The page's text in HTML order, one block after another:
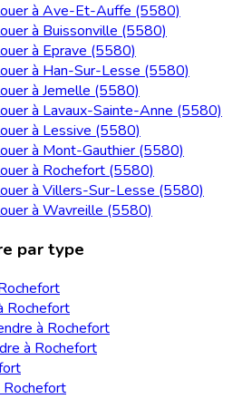
à Ave-Et-Auffe (5580)
à Buissonville (5580)
à Eprave (5580)
à Han-Sur-Lesse (5580)
à Jemelle (5580)
à Lavaux-Sainte-Anne (5580)
à Lessive (5580)
à Mont-Gauthier (5580)
à Rochefort (5580)
à Villers-Sur-Lesse (5580)
à Wavreille (5580)
par type
Rochefort
à Rochefort
à Rochefort
Rochefort